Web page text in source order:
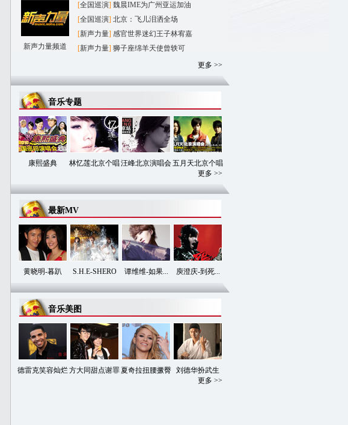
新声力量频道
[全国巡演] 魏晨IME为广州亚运加油
[全国巡演] 北京：飞儿泪洒全场
[新声力量] 感官世界迷幻王子林宥嘉
[新声力量] 狮子座绵羊天使曾轶可
更多 >>
音乐专题
康熙盛典 林忆莲北京个唱汪峰北京演唱会五月天北京个唱
更多 >>
最新MV
黄晓明-暮趴 S.H.E-SHERO 谭维维-如果... 庾澄庆-到死...
音乐美图
德雷克笑容灿烂方大同甜点谢罪夏奇拉扭腰撅臀 刘德华扮武生
更多 >>